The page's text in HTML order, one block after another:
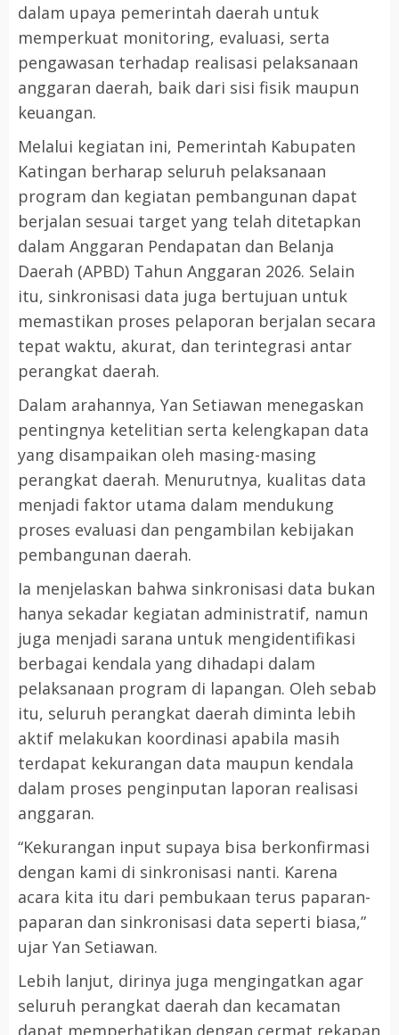
dalam upaya pemerintah daerah untuk
memperkuat monitoring, evaluasi, serta
pengawasan terhadap realisasi pelaksanaan
anggaran daerah, baik dari sisi fisik maupun
keuangan.
Melalui kegiatan ini, Pemerintah Kabupaten
Katingan berharap seluruh pelaksanaan
program dan kegiatan pembangunan dapat
berjalan sesuai target yang telah ditetapkan
dalam Anggaran Pendapatan dan Belanja
Daerah (APBD) Tahun Anggaran 2026. Selain
itu, sinkronisasi data juga bertujuan untuk
memastikan proses pelaporan berjalan secara
tepat waktu, akurat, dan terintegrasi antar
perangkat daerah.
Dalam arahannya, Yan Setiawan menegaskan
pentingnya ketelitian serta kelengkapan data
yang disampaikan oleh masing-masing
perangkat daerah. Menurutnya, kualitas data
menjadi faktor utama dalam mendukung
proses evaluasi dan pengambilan kebijakan
pembangunan daerah.
Ia menjelaskan bahwa sinkronisasi data bukan
hanya sekadar kegiatan administratif, namun
juga menjadi sarana untuk mengidentifikasi
berbagai kendala yang dihadapi dalam
pelaksanaan program di lapangan. Oleh sebab
itu, seluruh perangkat daerah diminta lebih
aktif melakukan koordinasi apabila masih
terdapat kekurangan data maupun kendala
dalam proses penginputan laporan realisasi
anggaran.
“Kekurangan input supaya bisa berkonfirmasi
dengan kami di sinkronisasi nanti. Karena
acara kita itu dari pembukaan terus paparan-
paparan dan sinkronisasi data seperti biasa,”
ujar Yan Setiawan.
Lebih lanjut, dirinya juga mengingatkan agar
seluruh perangkat daerah dan kecamatan
dapat memperhatikan dengan cermat rekapan